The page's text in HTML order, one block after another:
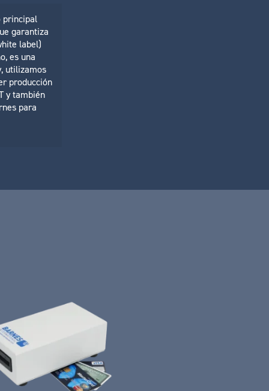
principal
garantiza
label)
es una
utilizamos
producción
y también
para